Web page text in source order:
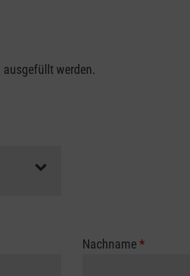
werden.
Nachname*